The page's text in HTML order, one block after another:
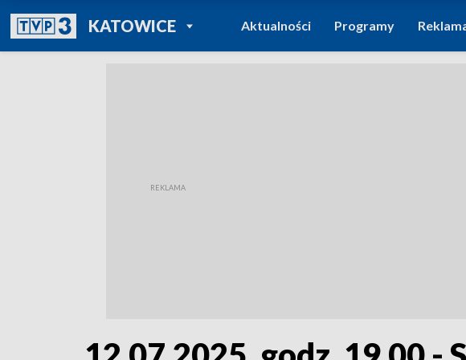
KATOWICEPOWRÓT DO
TVP REGIONY
Aktualności Programy